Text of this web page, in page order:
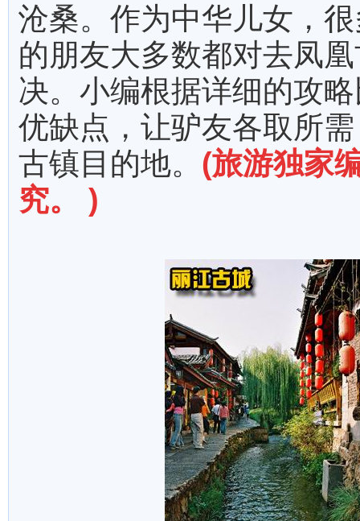
沧桑。作为中华儿女，
的朋友大多数都对去凤
决。小编根据详细的攻
优缺点，让驴友各取所
古镇目的地。 (旅游独家
究。 )